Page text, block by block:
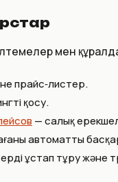
мен
прайс‑листер.
қосу.
— салық
автоматты
ұстап тұру және